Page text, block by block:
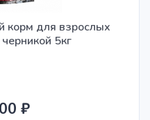
корм для взрослых
5кг
₽